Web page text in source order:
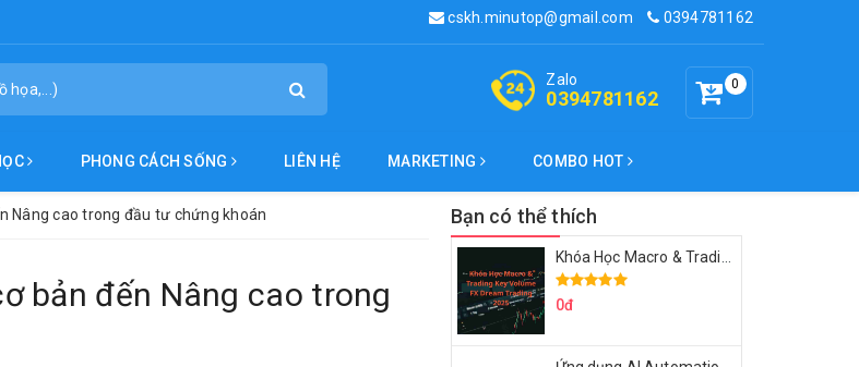
cskh.minutop@gmail.com 0394781162
0
Zalo
0394781162
PHONG CÁCH SỐNG LIÊN HỆ MARKETING COMBO HOT
Nâng cao trong đầu tư chứng khoán
bản đến Nâng cao trong
Bạn có thể thích
0đ